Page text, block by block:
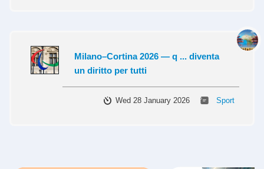
Milano–Cortina 2026 — q ... diventa
un diritto per tutti
Wed 28 January 2026 Sport